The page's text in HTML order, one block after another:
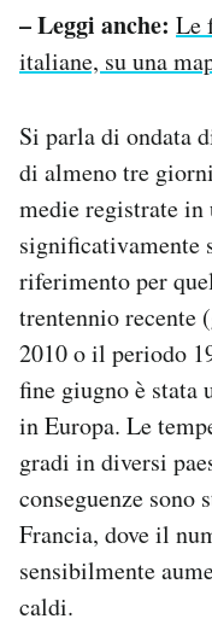
– Leggi anche: Le
italiane, su una
Si parla di ondata
di almeno tre
medie registrate in
riferimento per
trentennio recente
2010 o il periodo
fine giugno è stata
in Europa. Le
gradi in diversi
conseguenze sono
Francia, dove il
sensibilmente
caldi.